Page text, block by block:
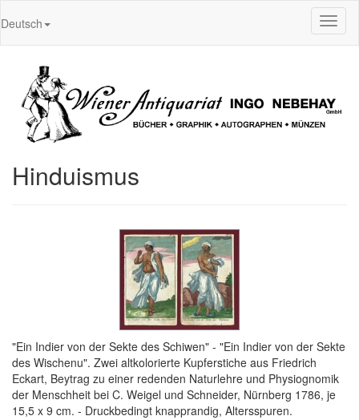
Deutsch
Hinduismus
"Ein Indier von der Sekte des Schiwen" - "Ein Indier von der Sekte
des Wischenu". Zwei altkolorierte Kupferstiche aus Friedrich
Eckart, Beytrag zu einer redenden Naturlehre und Physiognomik
der Menschheit bei C. Weigel und Schneider, Nürnberg 1786, je
15,5 x 9 cm. - Druckbedingt knapprandig, Altersspuren.